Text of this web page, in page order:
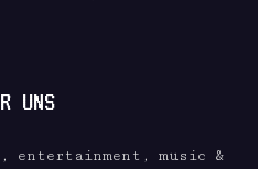
UNS
entertainment, music &